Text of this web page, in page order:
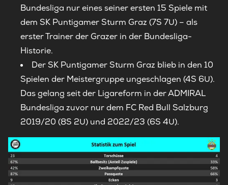
Bundesliga nur eines seiner ersten 15 Spiele mit
dem SK Puntigamer Sturm Graz (7S 7U) – als
erster Trainer der Grazer in der Bundesliga-
Historie.
Der SK Puntigamer Sturm Graz blieb in den 10
Spielen der Meistergruppe ungeschlagen (4S 6U).
Das gelang seit der Ligareform in der ADMIRAL
Bundesliga zuvor nur dem FC Red Bull Salzburg
2019/20 (8S 2U) und 2022/23 (6S 4U).